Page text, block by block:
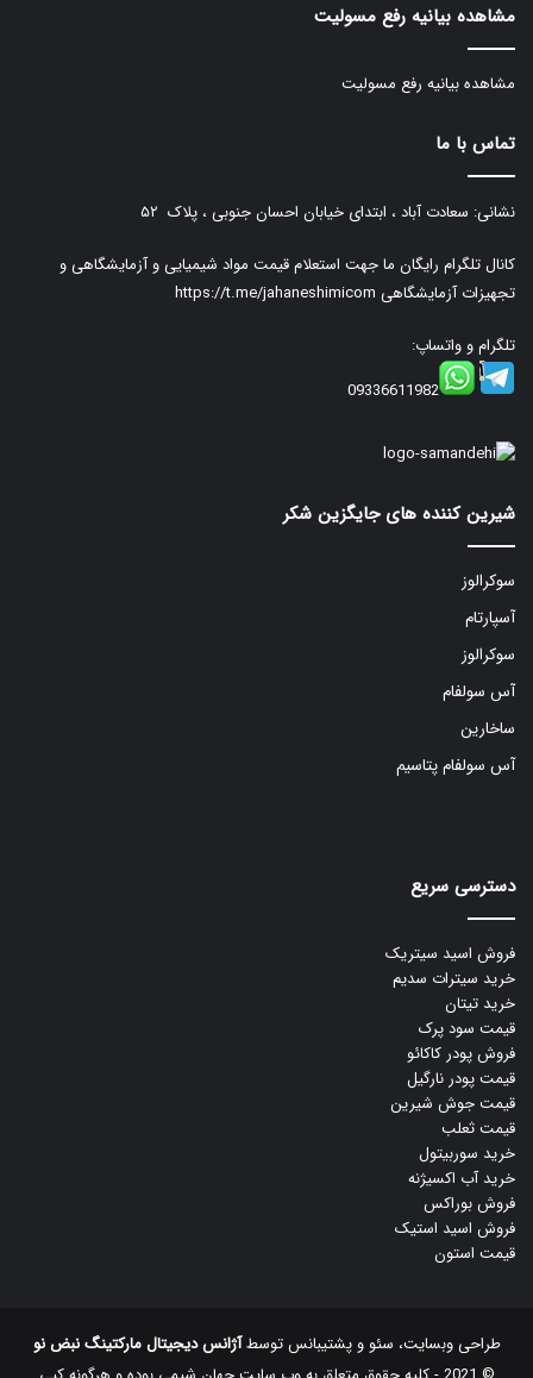
مشاهده بیانیه رفع مسولیت
مشاهده بیانیه رفع مسولیت
تماس با ما
نشانی: سعادت آباد ، ابتدای خیابان احسان جنوبی ، پلاک ۵۲
کانال تلگرام رایگان ما جهت استعلام قیمت مواد شیمیایی و آزمایشگاهی و
تجهیزات آزمایشگاهی https://t.me/jahaneshimicom
تلگرام و واتساپ:
09336611982
شیرین کننده های جایگزین شکر
سوکرالوز
آسپارتام
سوکرالوز
آس سولفام
ساخارین
آس سولفام پتاسیم
دسترسی سریع
فروش اسید سیتریک
خرید سیترات سدیم
خرید تیتان
قیمت سود پرک
فروش پودر کاکائو
قیمت پودر نارگیل
قیمت جوش شیرین
قیمت ثعلب
خرید سوربیتول
خرید آب اکسیژنه
فروش بوراکس
فروش اسید استیک
قیمت استون
طراحی وبسایت، سئو و پشتیبانس توسطآژانس دیجیتال مارکتینگ نبض نو